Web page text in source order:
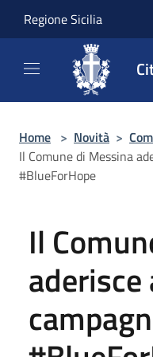
Regione Sicilia
Home > Novità >
Il Comune di Messina
#BlueForHope
Il
aderisce